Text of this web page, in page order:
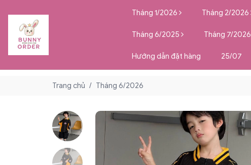
Tháng 1/2026 Tháng 2/2026
Tháng 6/2025 Tháng 7/2026
Hướng dẫn đặt hàng 25/07
Trang chủ / Tháng 6/2026